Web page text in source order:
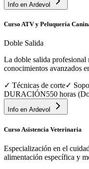
Info en Ardevol
Curso ATV y Peluquería
Doble Salida
La doble salida profesional
conocimientos avanzados
✓ Técnicas de corte✓
DURACIÓN550 horas
Info en Ardevol
Curso Asistencia Veterinaria
Especialización en el
alimentación específica y